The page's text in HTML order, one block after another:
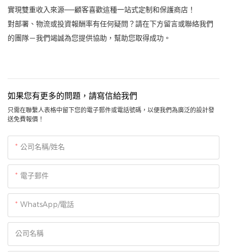
實現雙重收入來源——顧客喜歡這種一站式定制和保護商店！
對部署、物流或投資報酬率有任何疑問？請在下方留言或聯絡我們
的團隊－我們竭誠為您提供協助，幫助您取得成功。
如果您有更多的問題，請寫信給我們
只需在聯繫人表格中留下您的電子郵件或電話號碼，以便我們為廣泛的設計發
送免費報價！
公司名稱/姓名
電子郵件
WhatsApp/電話
公司名稱